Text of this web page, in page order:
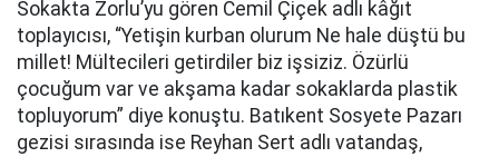
Sokakta Zorlu’yu gören Cemil Çiçek adlı kâğıt
toplayıcısı, “Yetişin kurban olurum Ne hale düştü bu
millet! Mültecileri getirdiler biz işsiziz. Özürlü
çocuğum var ve akşama kadar sokaklarda plastik
topluyorum” diye konuştu. Batıkent Sosyete Pazarı
gezisi sırasında ise Reyhan Sert adlı vatandaş,